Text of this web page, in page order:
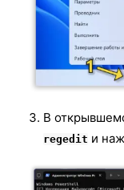
В
regedit и